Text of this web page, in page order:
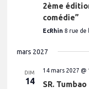
2ème
comédie”
EcRhin 8 rue de
mars 2027
DIM
14
14 mars 2027 @
SR. Tumbao